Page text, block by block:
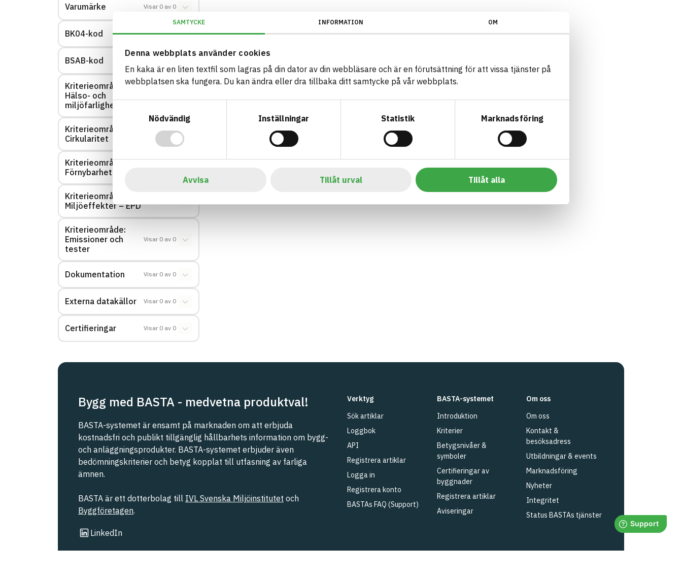
SAMTYCKE INFORMATION OM
Denna webbplats använder cookies
En kaka är en liten textfil som lagras på din dator av din webbläsare och är en förutsättning för att vissa tjänster på
webbplatsen ska fungera. Du kan ändra eller dra tillbaka ditt samtycke på vår webbplats.
Samtyckesval
Nödvändig
Inställningar Statistik Marknadsföring
Avvisa Tillåt urval Tillåt alla
Varumärke Visar 0 av 0
BK04-kod Visar 0 av 0
BSAB-kod 0
Kriterieområde:
Hälso- och
miljöfarlighet
Kriterieområde:
Cirkularitet
Visar 0 0
Kriterieområde:
Förnybarhet
Kriterieområde:
Miljöeffekter – EPD
Kriterieområde:
Emissioner och
tester
Visar 0 av 0
Dokumentation Visar 0 av 0
Externa datakällor Visar 0 av 0
Certifieringar Visar 0 av 0
Bygg med BASTA - medvetna produktval!
BASTA-systemet är ensamt på marknaden om att erbjuda
kostnadsfri och publikt tillgänglig hållbarhets information om bygg-
och anläggningsprodukter. BASTA-systemet erbjuder även
bedömningskriterier och betyg kopplat till utfasning av farliga
ämnen.
BASTA är ett dotterbolag till IVL Svenska Miljöinstitutet och
Byggföretagen.
LinkedIn
Länk till annan webbplats
Verktyg
Sök artiklar
Loggbok
API
Registrera artiklar
Logga in
Registrera konto
BASTAs FAQ (Support)
BASTA-systemet
Introduktion
Kriterier
Betygsnivåer &
symboler
Certifieringar av
byggnader
Registrera artiklar
Aviseringar
Om oss
Om oss
Kontakt &
besöksadress
Utbildningar & events
Marknadsföring
Nyheter
Integritet
Status BASTAs tjänster